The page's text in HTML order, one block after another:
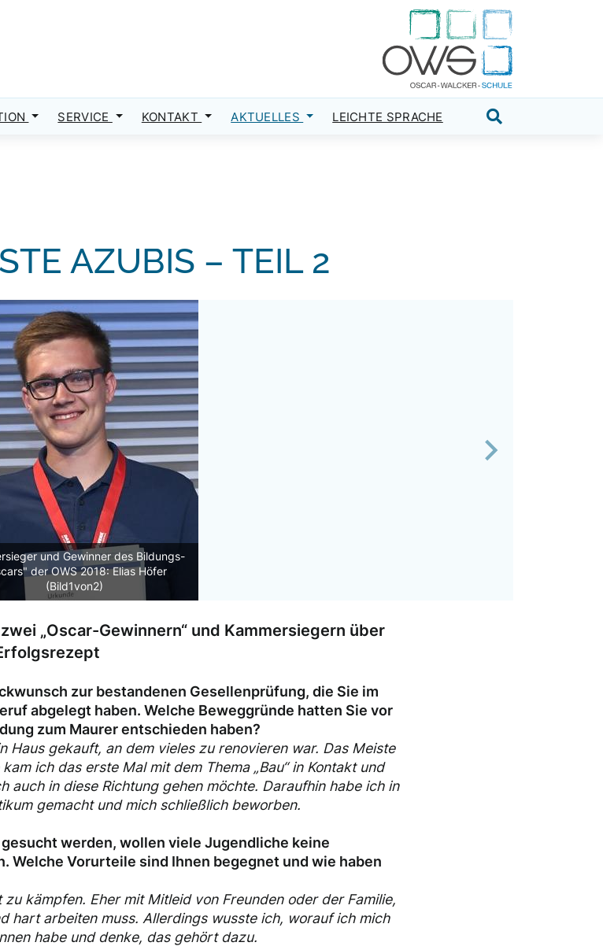
SERVICE KONTAKT AKTUELLES LEICHTE SPRACHE
AZUBIS – TEIL 2
und Gewinner des Bildungs-
der OWS 2018: Elias Höfer
(Bild1von2)
Next
„Oscar-Gewinnern“ und Kammersiegern über
zur bestandenen Gesellenprüfung, die Sie im
abgelegt haben. Welche Beweggründe hatten Sie vor
zum Maurer entschieden haben?
Haus gekauft, an dem vieles zu renovieren war. Das Meiste
ich das erste Mal mit dem Thema „Bau“ in Kontakt und
auch in diese Richtung gehen möchte. Daraufhin habe ich in
gemacht und mich schließlich beworben.
werden, wollen viele Jugendliche keine
Welche Vorurteile sind Ihnen begegnet und wie haben
kämpfen. Eher mit Mitleid von Freunden oder der Familie,
hart arbeiten muss. Allerdings wusste ich, worauf ich mich
habe und denke, das gehört dazu.